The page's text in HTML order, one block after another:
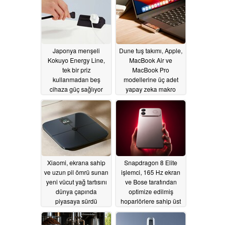
Japonya menşeli
Kokuyo Energy Line,
tek bir priz
kullanmadan beş
cihaza güç sağlıyor
07/09/2026
Dune tuş takımı, Apple,
MacBook Air ve
MacBook Pro
modellerine üç adet
yapay zeka makro
düğmesi ekliyor
07/07/2026
Xiaomi, ekrana sahip
ve uzun pil ömrü sunan
yeni vücut yağ tartısını
dünya çapında
piyasaya sürdü
07/02/2026
Snapdragon 8 Elite
işlemci, 165 Hz ekran
ve Bose tarafından
optimize edilmiş
hoparlörlere sahip üst
düzey Xiaomi telefonu
piyasaya sürüldü